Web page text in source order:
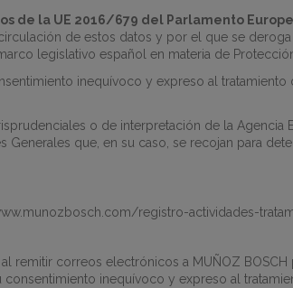
de la UE 2016/679 del Parlamento
de estos datos y por el que se
legislativo español en materia de Protección
inequívoco y expreso al
o de interpretación de la Agencia
que, en su caso, se recojan para
/registro-actividades-
remitir correos electrónicos a MUÑOZ BOSCH
inequívoco y expreso al